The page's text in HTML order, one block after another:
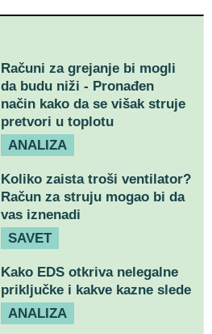
Računi za grejanje bi mogli
da budu niži - Pronađen
način kako da se višak struje
pretvori u toplotu
ANALIZA
Koliko zaista troši ventilator?
Račun za struju mogao bi da
vas iznenadi
SAVET
Kako EDS otkriva nelegalne
priključke i kakve kazne slede
ANALIZA